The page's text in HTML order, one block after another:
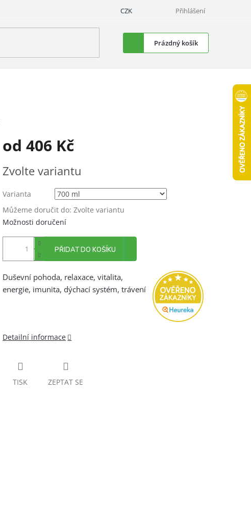
CZK Přihlášení
Nákupní
košík
Prázdný košík
od 406 Kč
cena:
Zvolte variantu
Varianta
Můžeme doručit do: Zvolte variantu
Možnosti doručení
PŘIDAT DO KOŠÍKU
Duševní pohoda, relaxace, vitalita,
energie, imunita, dýchací systém, trávení
Detailní informace
TISK ZEPTAT SE